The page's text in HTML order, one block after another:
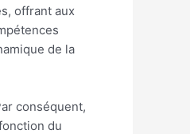
offrant aux
de la
conséquent,
du